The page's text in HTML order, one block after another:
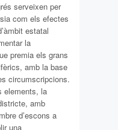
serveixen per
com els efectes
estatal
la
premia els grans
amb la base
circumscripcions.
elements, la
amb
d’escons a
una